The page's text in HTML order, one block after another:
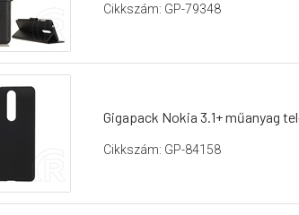
Cikkszám: GP-79348
Gigapack Nokia 3.1+ műanyag
Cikkszám: GP-84158